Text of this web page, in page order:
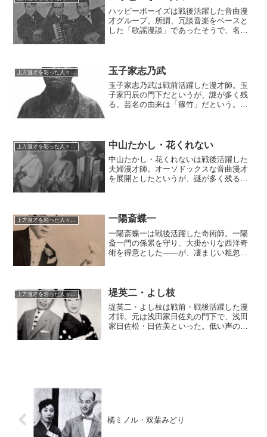
ハッピーボーイズは戦後活躍した音曲漫
才グループ。所謂、冗談音楽をベースと
した「歌謡漫談」であったそうで、名古
上方漫才を彩った人々（仮） 玉子家志乃武
玉子家志乃武は戦前活躍した漫才師。玉
子家円辰の門下だというが、謎が多く残
る。芸名の由来は「篠竹」だという。山
など、相応の人気と実力を示したが、漫
才ブームを目前に夭折をした。
上方漫才を彩った人々（仮） 中山たかし・花くれない
中山たかし・花くれないは戦後活躍した
夫婦漫才師。オーソドックスな音曲漫才
を展開としたというが、謎が多く残るコ
すべき点はそれくらいか。
上方漫才を彩った人々（仮） 一陽斎蝶一
一陽斎蝶一は戦後活躍した奇術師。一陽
斎一門の係累を守り、大掛かりな西洋奇
術を得意とした――が、凄まじい粗忽と
語り草となっている。
上方漫才を彩った人々（仮） 堤英二・よし枝
堤英二・よし枝は戦前・戦後活躍した漫
才師。元は浅田家日佐丸の門下で、浅田
家日佐松・日佐美といった。低い声の英
橘ミノル・双葉みどり